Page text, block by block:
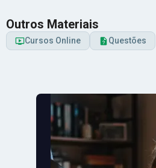
Outros Materiais
Cursos Online Questões